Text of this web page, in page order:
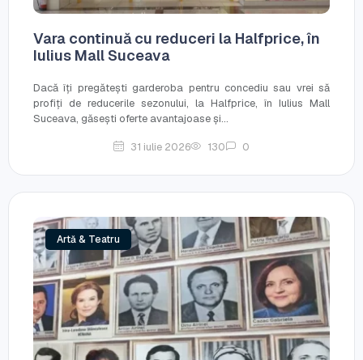
Vara continuă cu reduceri la Halfprice, în
Iulius Mall Suceava
Dacă îți pregătești garderoba pentru concediu sau vrei să
profiți de reducerile sezonului, la Halfprice, în Iulius Mall
Suceava, găsești oferte avantajoase și...
31 iulie 2026 130 0
Artă & Teatru